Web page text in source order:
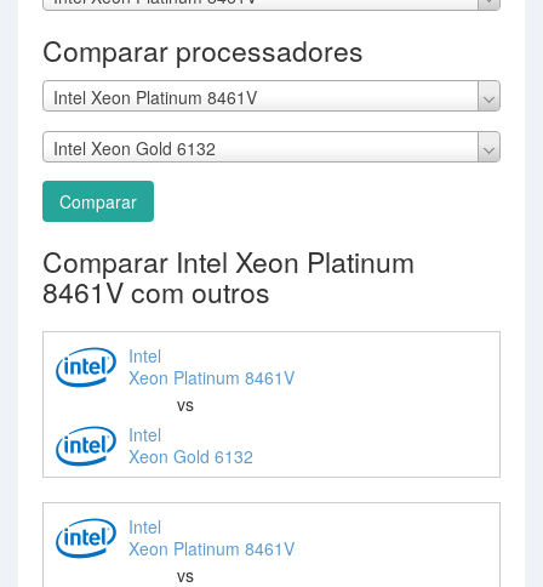
Comparar processadores
Intel Xeon Platinum 8461V
Intel Xeon Gold 6132
Comparar
Comparar Intel Xeon Platinum
8461V com outros
Intel
Xeon Platinum 8461V
vs
Intel
Xeon Gold 6132
Intel
Xeon Platinum 8461V
vs